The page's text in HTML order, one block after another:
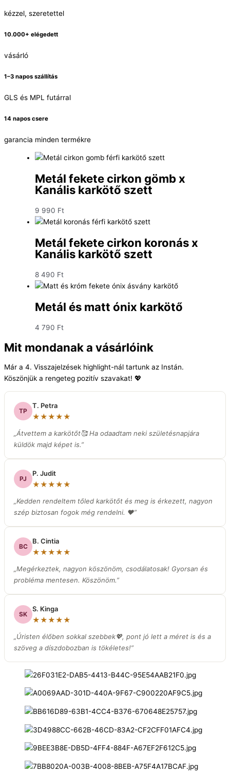
kézzel, szeretettel
10.000+ elégedett
vásárló
1–3 napos szállítás
GLS és MPL futárral
14 napos csere
garancia minden termékre
Metál fekete cirkon gömb x
Kanális karkötő szett
9 990 Ft
Metál fekete cirkon koronás x
Kanális karkötő szett
8 490 Ft
Metál és matt ónix karkötő
4 790 Ft
Mit mondanak a vásárlóink
Már a 4. Visszajelzések highlight-nál tartunk az Instán.
Köszönjük a rengeteg pozitív szavakat! 💖
TP
T. Petra
★★★★★
„Átvettem a karkötőt🥰 Ha odaadtam neki születésnapjára
küldök majd képet is.”
PJ
P. Judit
★★★★★
„Kedden rendeltem tőled karkötőt és meg is érkezett, nagyon
szép biztosan fogok még rendelni. ❤️”
BC
B. Cintia
★★★★★
„Megérkeztek, nagyon köszönöm, csodálatosak! Gyorsan és
probléma mentesen. Köszönöm.”
SK
S. Kinga
★★★★★
„Úristen élőben sokkal szebbek💖, pont jó lett a méret is és a
szöveg a díszdobozban is tökéletes!”